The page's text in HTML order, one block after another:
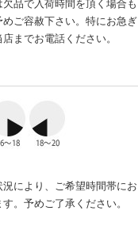
品で入荷時間を頂く場合も
ご容赦下さい。特にお急ぎ
までお電話ください。
により、ご希望時間帯にお
。予めご了承ください。